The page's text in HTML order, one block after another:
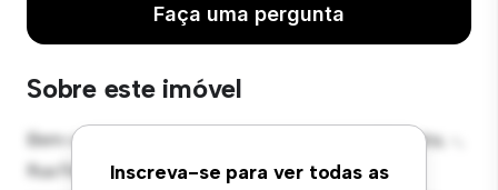
Faça uma pergunta
Sobre este imóvel
Inscreva-se para ver todas as
Bem-vindo ao seu novo oásis suburbano em Floresta, -,
Rua Félix da Cunha, 329 - Porto Alegre - RS! Esta